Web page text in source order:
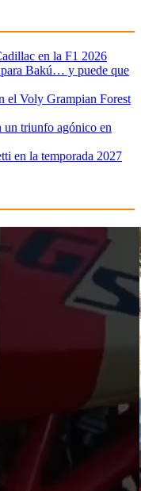
en la F1 2026
Bakú… y puede que
el Voly Grampian Forest
triunfo agónico en
en la temporada 2027